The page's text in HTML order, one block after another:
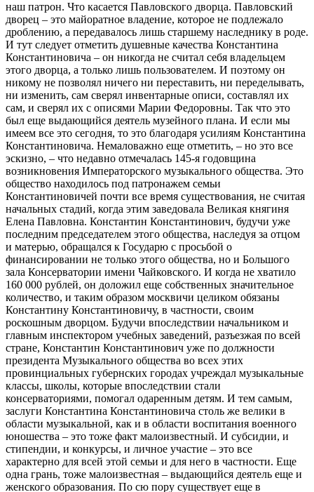
наш патрон. Что касается Павловского дворца. Павловский
дворец – это майоратное владение, которое не подлежало
дроблению, а передавалось лишь старшему наследнику в роде.
И тут следует отметить душевные качества Константина
Константиновича – он никогда не считал себя владельцем
этого дворца, а только лишь пользователем. И поэтому он
никому не позволял ничего ни переставить, ни переделывать,
ни изменить, сам сверял инвентарные описи, составлял их
сам, и сверял их с описями Марии Федоровны. Так что это
был еще выдающийся деятель музейного плана. И если мы
имеем все это сегодня, то это благодаря усилиям Константина
Константиновича. Немаловажно еще отметить, – но это все
эскизно, – что недавно отмечалась 145-я годовщина
возникновения Императорского музыкального общества. Это
общество находилось под патронажем семьи
Константиновичей почти все время существования, не считая
начальных стадий, когда этим заведовала Великая княгиня
Елена Павловна. Константин Константинович, будучи уже
последним председателем этого общества, наследуя за отцом
и матерью, обращался к Государю с просьбой о
финансировании не только этого общества, но и Большого
зала Консерватории имени Чайковского. И когда не хватило
160 000 рублей, он доложил еще собственных значительное
количество, и таким образом москвичи целиком обязаны
Константину Константиновичу, в частности, своим
роскошным дворцом. Будучи впоследствии начальником и
главным инспектором учебных заведений, разъезжая по всей
стране, Константин Константинович уже по должности
президента Музыкального общества во всех этих
провинциальных губернских городах учреждал музыкальные
классы, школы, которые впоследствии стали
консерваториями, помогал одаренным детям. И тем самым,
заслуги Константина Константиновича столь же велики в
области музыкальной, как и в области воспитания военного
юношества – это тоже факт малоизвестный. И субсидии, и
стипендии, и конкурсы, и личное участие – это все
характерно для всей этой семьи и для него в частности. Еще
одна грань, тоже малоизвестная – выдающийся деятель еще и
женского образования. По сю пору существует еще в